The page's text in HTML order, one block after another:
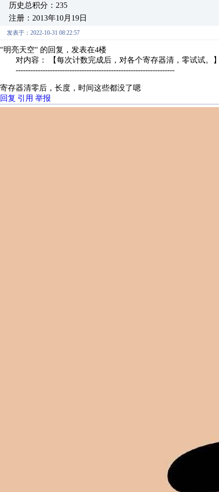
历史总积分：235
注册：2013年10月19日
发表于：2022-10-31 08:22:57
"明亮天空" 的回复，发表在4楼
对内容： 【每次计数完成后，对各个寄存器清，零试试。
-----------------------------------------------------------------
寄存器清零后，长度，时间这些都没了嗯
回复 引用 举报